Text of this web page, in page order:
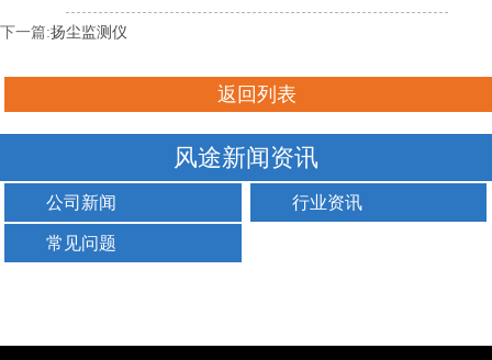
下一篇:扬尘监测仪
返回列表
风途新闻资讯
公司新闻 行业资讯
常见问题